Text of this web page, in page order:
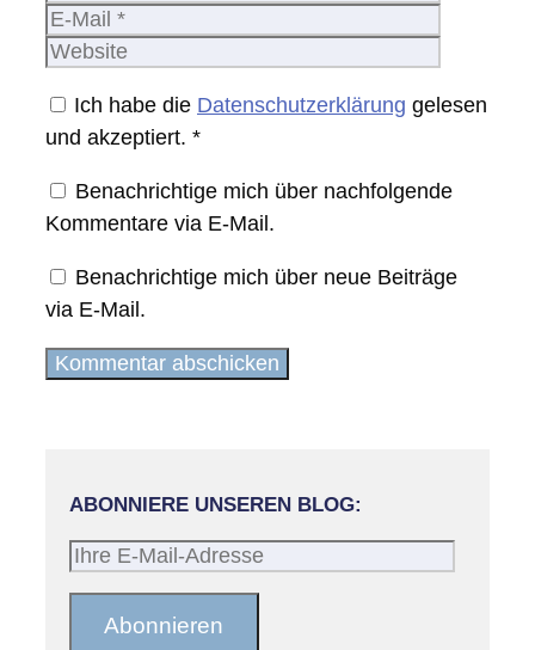
Ich habe die Datenschutzerklärung gelesen
und akzeptiert. *
Benachrichtige mich über nachfolgende
Kommentare via E-Mail.
Benachrichtige mich über neue Beiträge
via E-Mail.
ABONNIERE UNSEREN BLOG:
Ihre
Mail-Abonnieren